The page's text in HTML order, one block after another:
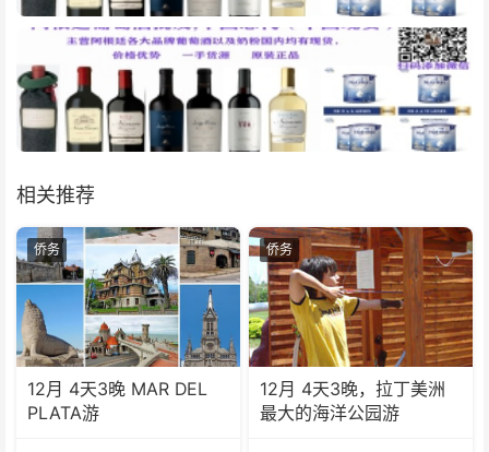
相关推荐
侨务
12月 4天3晚 MAR DEL
PLATA游
侨务
12月 4天3晚，拉丁美洲
最大的海洋公园游